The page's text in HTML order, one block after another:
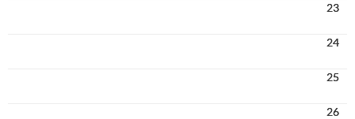
23
24
25
26